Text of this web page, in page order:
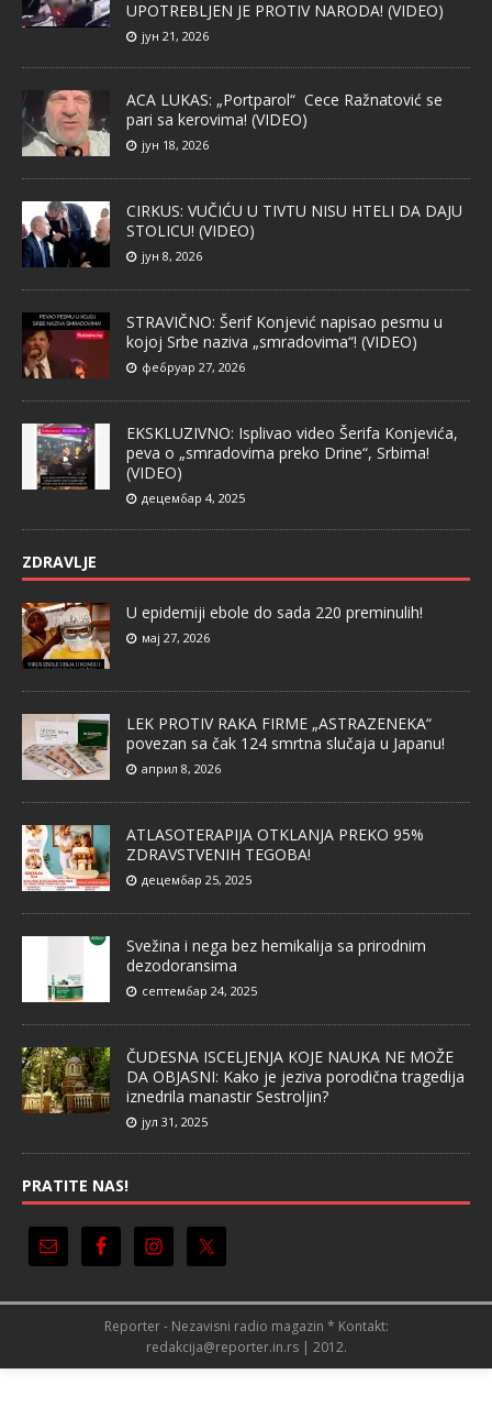
UPOTREBLJEN JE PROTIV NARODA! (VIDEO)
јун 21, 2026
ACA LUKAS: „Portparol“ Cece Ražnatović se
pari sa kerovima! (VIDEO)
јун 18, 2026
CIRKUS: VUČIĆU U TIVTU NISU HTELI DA DAJU
STOLICU! (VIDEO)
јун 8, 2026
STRAVIČNO: Šerif Konjević napisao pesmu u
kojoj Srbe naziva „smradovima“! (VIDEO)
фебруар 27, 2026
EKSKLUZIVNO: Isplivao video Šerifa Konjevića,
peva o „smradovima preko Drine“, Srbima!
(VIDEO)
децембар 4, 2025
ZDRAVLJE
U epidemiji ebole do sada 220 preminulih!
мај 27, 2026
LEK PROTIV RAKA FIRME „ASTRAZENEKA“
povezan sa čak 124 smrtna slučaja u Japanu!
април 8, 2026
ATLASOTERAPIJA OTKLANJA PREKO 95%
ZDRAVSTVENIH TEGOBA!
децембар 25, 2025
Svežina i nega bez hemikalija sa prirodnim
dezodoransima
септембар 24, 2025
ČUDESNA ISCELJENJA KOJE NAUKA NE MOŽE
DA OBJASNI: Kako je jeziva porodična tragedija
iznedrila manastir Sestroljin?
јул 31, 2025
PRATITE NAS!
Reporter - Nezavisni radio magazin * Kontakt:
redakcija@reporter.in.rs | 2012.